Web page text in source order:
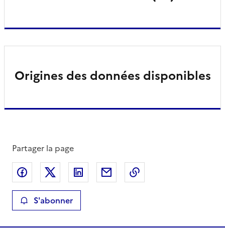
Origines des données disponibles
Partager la page
Partager sur Facebook
Partager sur XPartager sur LinkedIn
Partager par email
S'abonner